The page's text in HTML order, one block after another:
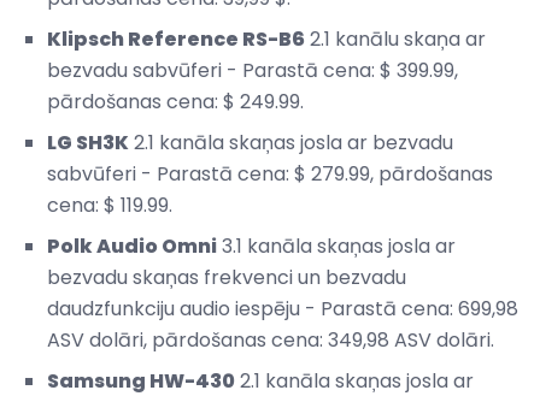
Klipsch Reference RS-B6 2.1 kanālu skaņa ar
bezvadu sabvūferi - Parastā cena: $ 399.99,
pārdošanas cena: $ 249.99.
LG SH3K2.1 kanāla skaņas josla ar bezvadu
sabvūferi - Parastā cena: $ 279.99, pārdošanas
cena: $ 119.99.
Polk Audio Omni3.1 kanāla skaņas josla ar
bezvadu skaņas frekvenci un bezvadu
daudzfunkciju audio iespēju - Parastā cena: 699,98
ASV dolāri, pārdošanas cena: 349,98 ASV dolāri.
Samsung HW-4302.1 kanāla skaņas josla ar